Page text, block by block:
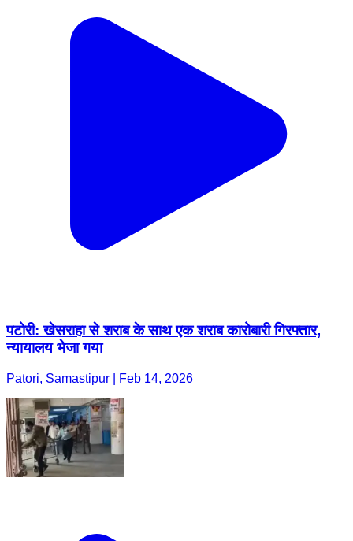
पटोरी: खेसराहा से शराब के साथ एक शराब कारोबारी गिरफ्तार,
न्यायालय भेजा गया
Patori, Samastipur | Feb 14, 2026